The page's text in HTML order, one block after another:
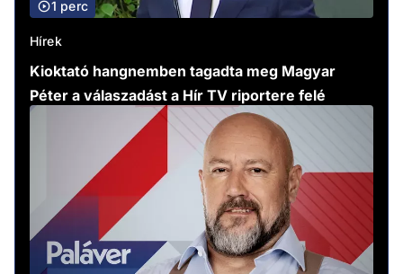
1 perc
Hírek
Kioktató hangnemben tagadta meg Magyar
Péter a válaszadást a Hír TV riportere felé